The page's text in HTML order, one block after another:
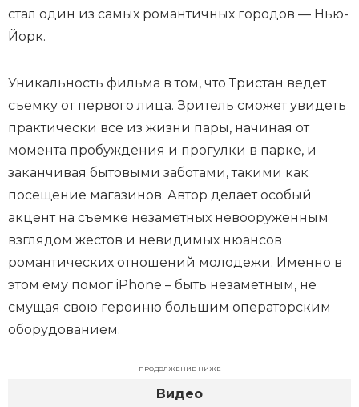
стал один из самых романтичных городов — Нью-
Йорк.
Уникальность фильма в том, что Тристан ведет
съемку от первого лица. Зритель сможет увидеть
практически всё из жизни пары, начиная от
момента пробуждения и прогулки в парке, и
заканчивая бытовыми заботами, такими как
посещение магазинов. Автор делает особый
акцент на съемке незаметных невооруженным
взглядом жестов и невидимых нюансов
романтических отношений молодежи. Именно в
этом ему помог iPhone – быть незаметным, не
смущая свою героиню большим операторским
оборудованием.
ПРОДОЛЖЕНИЕ НИЖЕ
Видео